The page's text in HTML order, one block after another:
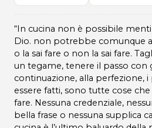
“ In cucina non è possibile
Dio. non potrebbe comunque
o la sai fare o non la sai fare.
un tegame, tenere il passo con
continuazione, alla perfezione,
essere fatti, sono tutte cose che
fare. Nessuna credenziale,
bella frase o nessuna supplica